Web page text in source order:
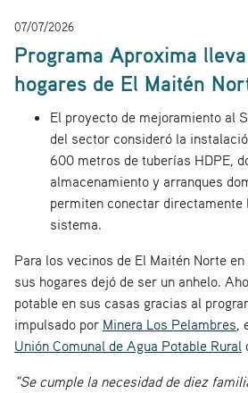
07/07/2026
Programa Aproxima
hogares de El Maitén
El proyecto de mejoramiento al
del sector consideró la
600 metros de tuberías HDPE,
almacenamiento y arranques
permiten conectar directamente
sistema.
Para los vecinos de El Maitén Norte
sus hogares dejó de ser un anhelo.
potable en sus casas gracias al
impulsado por Minera Los Pelambres,
Unión Comunal de Agua Potable Rural
“Se cumple la necesidad de diez